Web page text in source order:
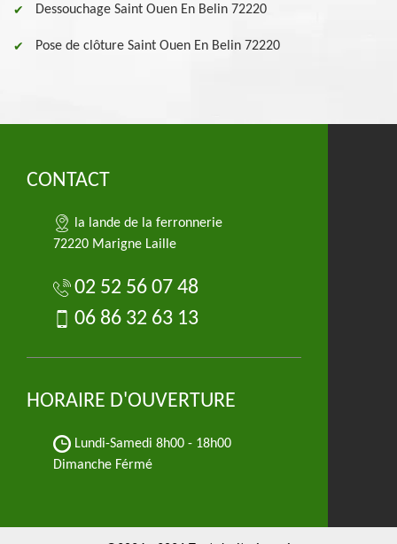
Dessouchage Saint Ouen En Belin 72220
Pose de clôture Saint Ouen En Belin 72220
CONTACT
la lande de la ferronnerie
72220 Marigne Laille
02 52 56 07 48
06 86 32 63 13
HORAIRE D'OUVERTURE
Lundi-Samedi 8h00 - 18h00
Dimanche Férmé